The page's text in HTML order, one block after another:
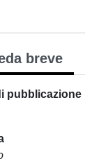
breve
pubblicazione